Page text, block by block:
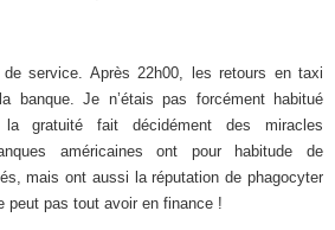
de service. Après 22h00, les retours en taxi
banque. Je n’étais pas forcément habitué
gratuité fait décidément des miracles
américaines ont pour habitude de
mais ont aussi la réputation de phagocyter
peut pas tout avoir en finance !